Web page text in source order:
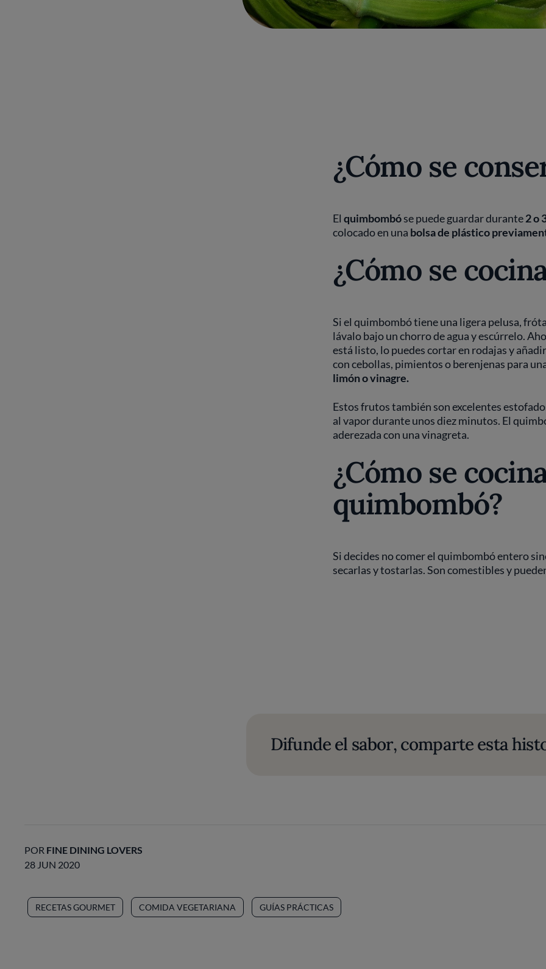
¿Cómo se
El quimbombóse puede guardar durante2 o
colocado en una bolsa de plástico
¿Cómo se
Si el quimbombó tiene una ligera pelusa,
lávalo bajo un chorro de agua y escúrrelo.
está listo, lo puedes cortar en rodajas y
con cebollas, pimientos o berenjenas para
limón o vinagre.
Estos frutos también son excelentes
al vapor durante unos diez minutos. El
aderezada con una vinagreta.
¿Cómo se
quimbombó?
Si decides no comer el quimbombó entero
secarlas y tostarlas. Son comestibles y
Difunde el sabor, comparte esta
POR FINE DINING LOVERS
28 JUN 2020
RECETAS GOURMET COMIDA VEGETARIANA GUÍAS PRÁCTICAS